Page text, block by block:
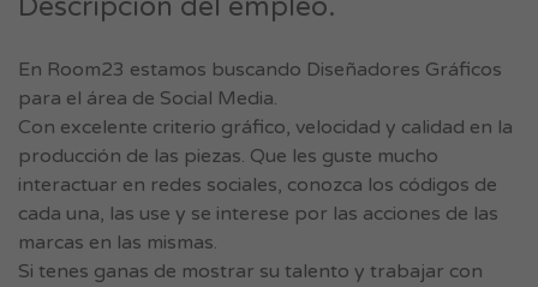
Descripción del empleo.
En Room23 estamos buscando Diseñadores Gráficos
para el área de Social Media.
Con excelente criterio gráfico, velocidad y calidad en la
producción de las piezas. Que les guste mucho
interactuar en redes sociales, conozca los códigos de
cada una, las use y se interese por las acciones de las
marcas en las mismas.
Si tenes ganas de mostrar su talento y trabajar con